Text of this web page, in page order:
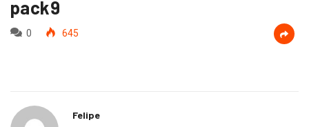
pack9
0 645
Felipe